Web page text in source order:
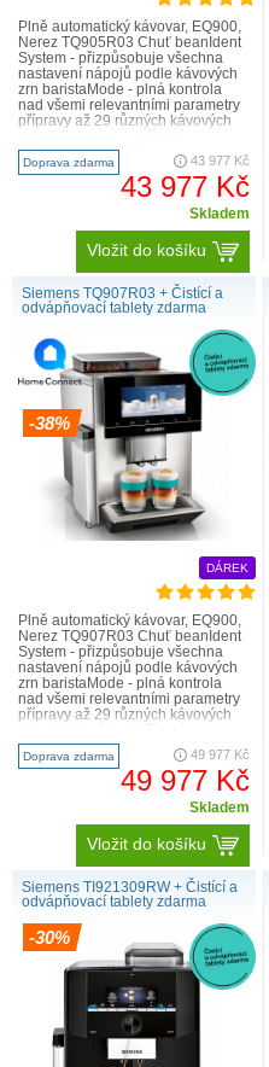
Plně automatický kávovar, EQ900,
Nerez TQ905R03 Chuť beanIdent
System - přizpůsobuje všechna
nastavení nápojů podle kávových
zrn baristaMode - plná kontrola
nad všemi relevantními parametry
přípravy až 29 různých kávových
specialit (v rámci zařízení a
aplikace Home Conne..
Doprava zdarma 43 977 Kč
43 977 Kč
Skladem
Vložit do košíku
Siemens TQ907R03 + Čistící a
odvápňovací tablety zdarma
-38%
DÁREK
Plně automatický kávovar, EQ900,
Nerez TQ907R03 Chuť beanIdent
System - přizpůsobuje všechna
nastavení nápojů podle kávových
zrn baristaMode - plná kontrola
nad všemi relevantními parametry
přípravy až 29 různých kávových
specialit (v rámci zařízení a
aplikace Home Conne..
Doprava zdarma 49 977 Kč
49 977 Kč
Skladem
Vložit do košíku
Siemens TI921309RW + Čistící a
odvápňovací tablety zdarma
-30%